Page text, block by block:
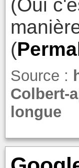
(Oui
(
Source :
Colbert-
longue